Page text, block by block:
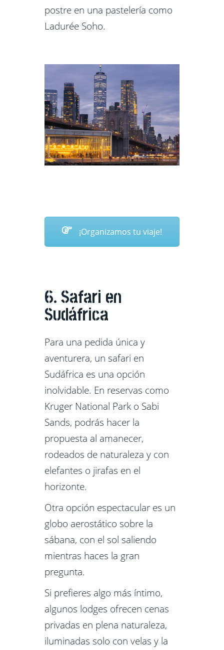
postre en una pastelería como
Ladurée Soho.
¡Organizamos tu viaje!
6. Safari en
Sudáfrica
Para una pedida única y
aventurera, un safari en
Sudáfrica es una opción
inolvidable. En reservas como
Kruger National Park o Sabi
Sands, podrás hacer la
propuesta al amanecer,
rodeados de naturaleza y con
elefantes o jirafas en el
horizonte.
Otra opción espectacular es un
globo aerostático sobre la
sábana, con el sol saliendo
mientras haces la gran
pregunta.
Si prefieres algo más íntimo,
algunos lodges ofrecen cenas
privadas en plena naturaleza,
iluminadas solo con velas y la